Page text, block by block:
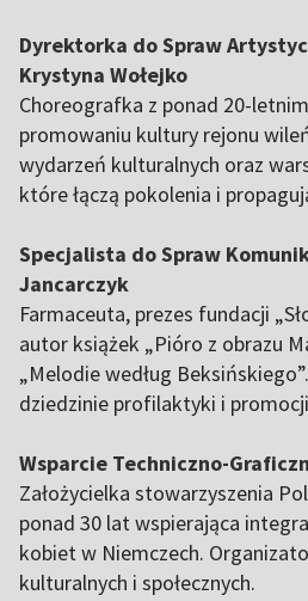
Dyrektorka do Spraw
Krystyna Wołejko
Choreografka z ponad 20-
promowaniu kultury rejonu
wydarzeń kulturalnych oraz
które łączą pokolenia i
Specjalista do Spraw
Jancarczyk
Farmaceuta, prezes fundacji
autor książek „Pióro z obrazu
„Melodie według
dziedzinie profilaktyki i
Wsparcie Techniczno-
Założycielka stowarzyszenia
ponad 30 lat wspierająca
kobiet w Niemczech.
kulturalnych i społecznych.